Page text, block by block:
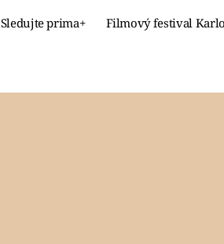
Sledujte prima+ Filmový festival